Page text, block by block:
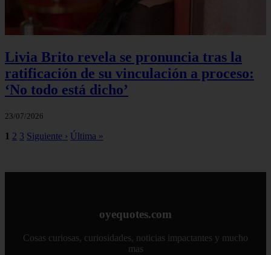
Livia Brito revela se pronuncia tras la
ratificación de su vinculación a proceso:
‘No todo está dicho’
23/07/2026
1 2 3 Siguiente › Última »
oyequotes.com
Cosas curiosas, curiosidades, noticias impactantes y mucho
mas